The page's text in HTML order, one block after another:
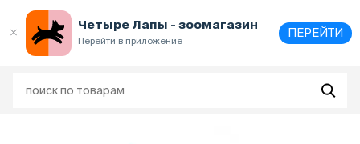
Четыре Лапы - зоомагазин
Перейти в приложение
ПЕРЕЙТИ